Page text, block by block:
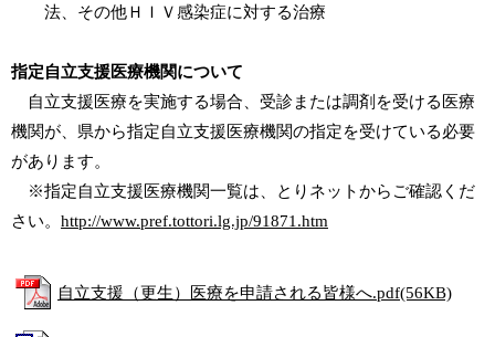
法、その他ＨＩＶ感染症に対する治療
指定自立支援医療機関について
自立支援医療を実施する場合、受診または調剤を受ける医療
機関が、県から指定自立支援医療機関の指定を受けている必要
があります。
※指定自立支援医療機関一覧は、とりネットからご確認くだ
さい。 http://www.pref.tottori.lg.jp/91871.htm
自立支援（更生）医療を申請される皆様へ.pdf(56KB)